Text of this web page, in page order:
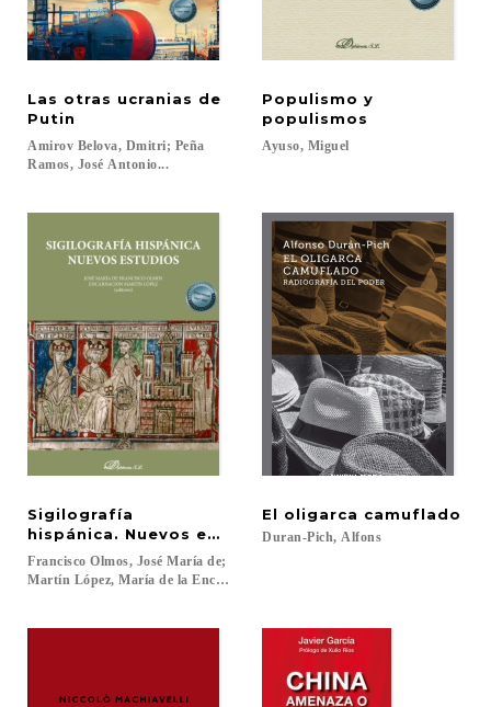
Las otras ucranias de
Putin
Amirov Belova, Dmitri; Peña
Ramos, José Antonio...
Populismo y
populismos
Ayuso, Miguel
Sigilografía
hispánica. Nuevos estudios
Francisco Olmos, José María de;
Martín López, María de la Encarnación (Eds.)...
El oligarca camuflado
Duran-Pich, Alfons